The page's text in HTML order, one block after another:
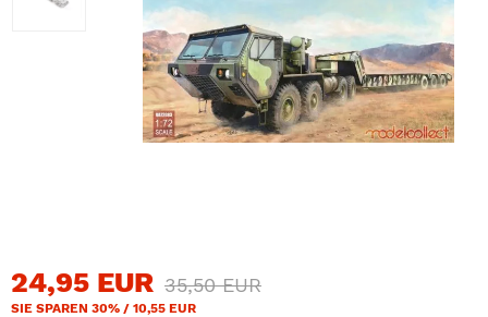
24,95 EUR 35,50 EUR
SIE SPAREN 30% / 10,55 EUR